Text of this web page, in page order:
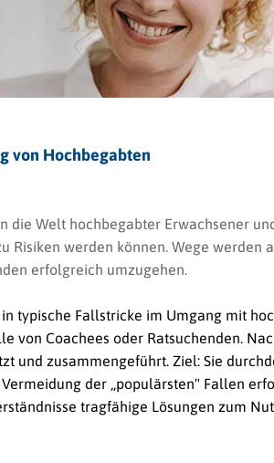
von Hochbegabten
die Welt hochbegabter Erwachsener
Risiken werden können. Wege
erfolgreich umzugehen.
typische Fallstricke im Umgang mit
von Coachees oder Ratsuchenden.
und zusammengeführt. Ziel: Sie
der „populärsten" Fallen
tragfähige Lösungen zum